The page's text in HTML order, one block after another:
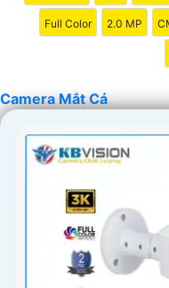
Full Color 2.0 MP
Camera Mắt Cá